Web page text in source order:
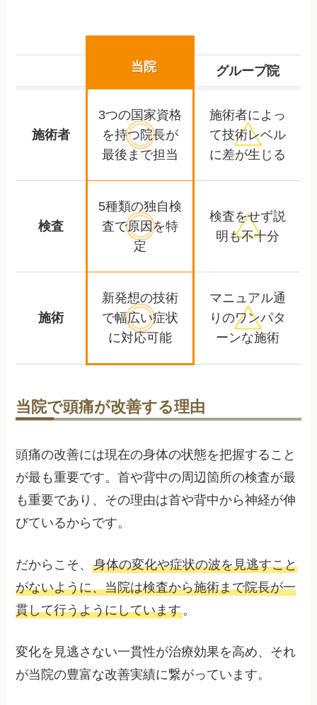
当院 グループ院
施術者
3つの国家資格
を持つ 院長が
最後まで担当
施術者によっ
て技術レベル
に差が生じる
検査
5種類の独自検
査で原因を特
定
検査をせず説
明も不十分
施術
新発想の技術
で幅広い症状
に対応可能
マニュアル通
りのワンパタ
ーンな施術
当院で頭痛が改善する理由
頭痛の改善には現在の身体の状態を把握すること
が最も重要です。首や背中の周辺箇所の検査が最
も重要であり、その理由は首や背中から神経が伸
びているからです。
だからこそ、身体の変化や症状の波を見逃すこと
がないように、当院は検査から施術まで院長が一
貫して行うようにしています。
変化を見逃さない一貫性が治療効果を高め、それ
が当院の豊富な改善実績に繋がっています。